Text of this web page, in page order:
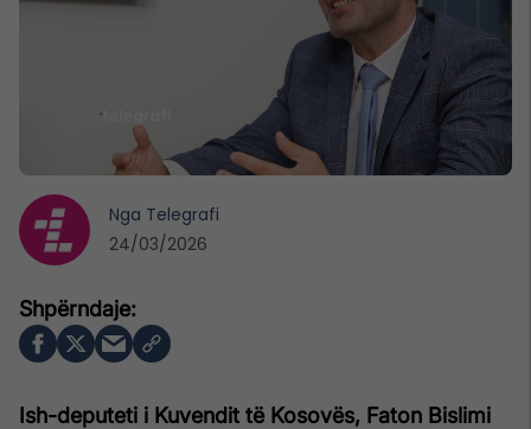
Ish-deputeti i Kuvendit të Kosovës, Faton Bislimi
Nga Telegrafi
24/03/2026